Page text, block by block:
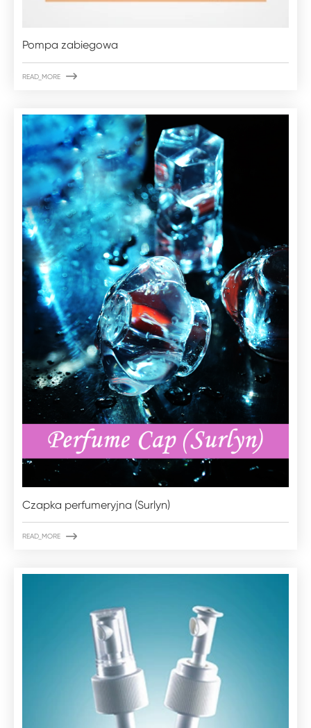
Pompa zabiegowa
READ_MORE 
Czapka perfumeryjna (Surlyn)
READ_MORE 